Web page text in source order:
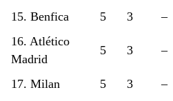
15. Benfica
5 3 –
16. Atlético
Madrid
5 3 –
17. Milan 5 3 –